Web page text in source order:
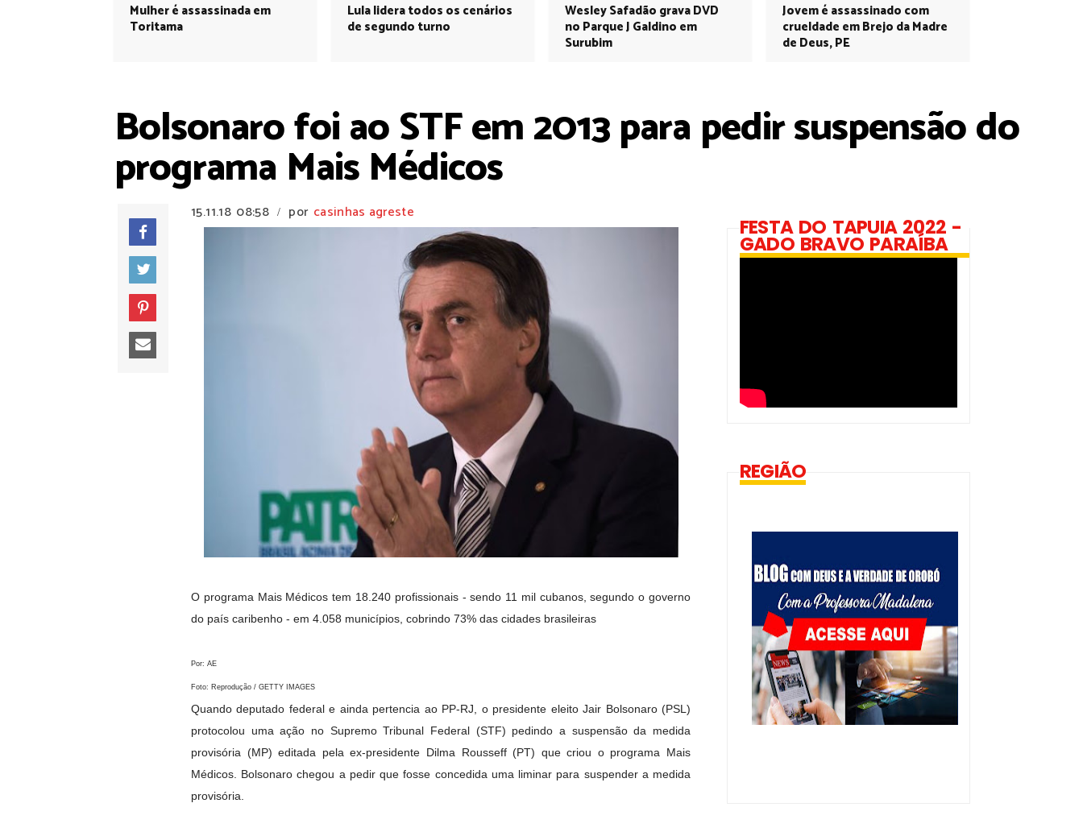
Mulher é assassinada em
Toritama
Lula lidera todos os cenários
de segundo turno
Wesley Safadão grava DVD
no Parque J Galdino em
Surubim
Jovem é assassinado com
crueldade em Brejo da Madre
de Deus, PE
Bolsonaro foi ao STF em 2013 para pedir suspensão do
programa Mais Médicos
15.11.18 08:58 / por casinhas agreste
O programa Mais Médicos tem 18.240 profissionais - sendo 11 mil cubanos, segundo o governo
do país caribenho - em 4.058 municípios, cobrindo 73% das cidades brasileiras
Por: AE
Foto: Reprodução / GETTY IMAGES
Quando deputado federal e ainda pertencia ao PP-RJ, o presidente eleito Jair Bolsonaro (PSL)
protocolou uma ação no Supremo Tribunal Federal (STF) pedindo a suspensão da medida
provisória (MP) editada pela ex-presidente Dilma Rousseff (PT) que criou o programa Mais
Médicos. Bolsonaro chegou a pedir que fosse concedida uma liminar para suspender a medida
provisória.
FESTA DO TAPUIA 2022 -
GADO BRAVO PARAÍBA
REGIÃO